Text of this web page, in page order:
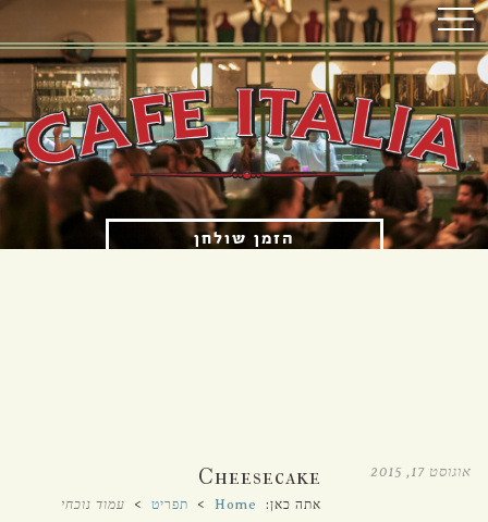
הזמן שולחן
אוגוסט 17, 2015 Cheesecake
אתה כאן: Home
> תפריט > עמוד נוכחי